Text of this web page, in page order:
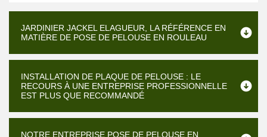
JARDINIER JACKEL ELAGUEUR, LA RÉFÉRENCE EN
MATIÈRE DE POSE DE PELOUSE EN ROULEAU
INSTALLATION DE PLAQUE DE PELOUSE : LE
RECOURS À UNE ENTREPRISE PROFESSIONNELLE
EST PLUS QUE RECOMMANDÉ
NOTRE ENTREPRISE POSE DE PELOUSE EN